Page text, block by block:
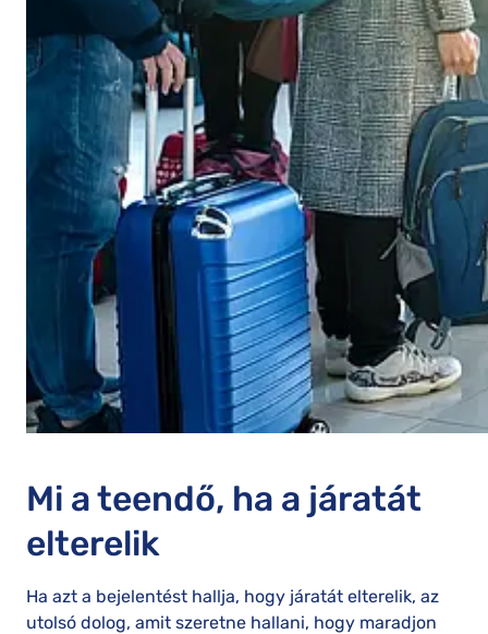
Mi a teendő, ha a járatát
elterelik
Ha azt a bejelentést hallja, hogy járatát elterelik, az
utolsó dolog, amit szeretne hallani, hogy maradjon